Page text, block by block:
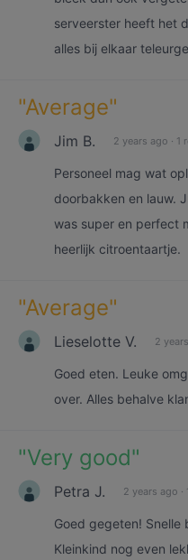
serveerster heeft het
alles bij elkaar
"Average"
Jim B. 2 years ago · 1
Personeel mag wat
doorbakken en lauw.
was super en perfect
heerlijk citroentaartje.
"Average"
Lieselotte V. 2
Goed eten. Leuke
over. Alles behalve
"Very good"
Petra J. 2 years ago ·
Goed gegeten! Snelle
Kleinkind nog even